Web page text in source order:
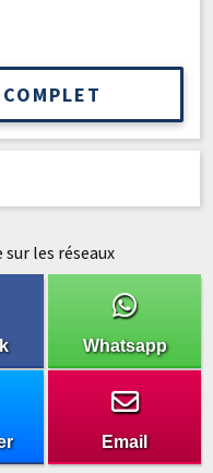
les réseaux
Whatsapp
Email